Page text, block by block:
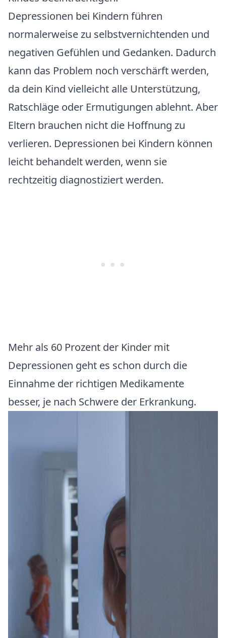
Depressionen bei Kindern führen
normalerweise zu selbstvernichtenden und
negativen Gefühlen und Gedanken. Dadurch
kann das Problem noch verschärft werden,
da dein Kind vielleicht alle Unterstützung,
Ratschläge oder Ermutigungen ablehnt. Aber
Eltern brauchen nicht die Hoffnung zu
verlieren. Depressionen bei Kindern können
leicht behandelt werden, wenn sie
rechtzeitig diagnostiziert werden.
Mehr als 60 Prozent der Kinder mit
Depressionen geht es schon durch die
Einnahme der richtigen Medikamente
besser, je nach Schwere der Erkrankung.